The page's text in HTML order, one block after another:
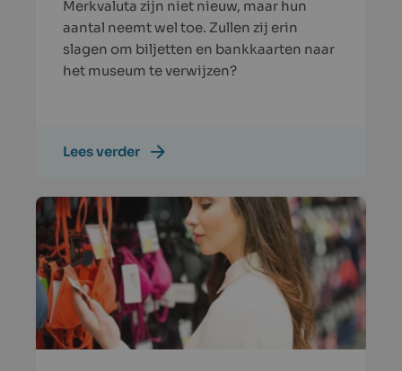
Merkvaluta zijn niet nieuw, maar hun
aantal neemt wel toe. Zullen zij erin
slagen om biljetten en bankkaarten naar
het museum te verwijzen?
Lees verder